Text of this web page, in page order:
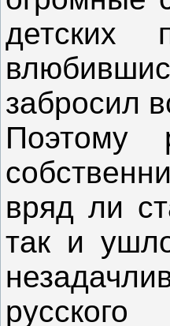
детских
забросил
Поэтому
вряд ли
так и